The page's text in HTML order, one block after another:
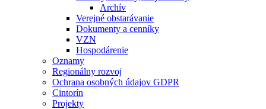
Archív
Verejné obstarávanie
Dokumenty a cenníky
VZN
Hospodárenie
Oznamy
Regionálny rozvoj
Ochrana osobných údajov GDPR
Cintorín
Projekty